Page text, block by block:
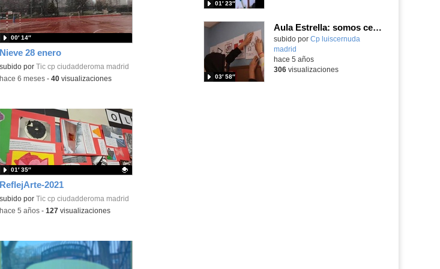
Nieve 28 enero
subido por Tic cp ciudadderoma madrid
00′ 14″
-hace 6 meses- 40visualizaciones
ReflejArte-2021
Contenido educativo.
subido por Tic cp ciudadderoma madrid
01′ 35″
-hace 5 años- 127 visualizaciones
01′ 23″
Aula Estrella: somos centro preferente TEA
Contenido educativo.
subido por Cp luiscernuda
madrid
03′ 58″
hace 5 años
306visualizaciones